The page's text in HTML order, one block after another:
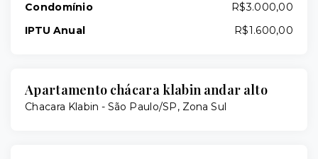
Condomínio
R$3.000,00
IPTU Anual
R$1.600,00
Apartamento chácara klabin andar alto
Chacara Klabin - São Paulo/SP, Zona Sul